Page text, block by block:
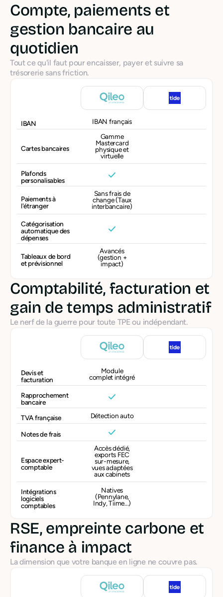
Compte, paiements et
gestion bancaire au
quotidien
Tout ce qu'il faut pour encaisser, payer et suivre sa
trésorerie sans friction.
IBAN IBAN français
Cartes bancaires
Gamme
Mastercard
physique et
virtuelle
Plafonds
personalisables
Paiements à
l'étranger
Sans frais de
change (Taux
interbancaire)
Catégorisation
automatique des
dépenses
Tableaux de bord
et prévisionnel
Avancés
(gestion +
impact)
Comptabilité, facturation et
gain de temps administratif
Le nerf de la guerre pour toute TPE ou indépendant.
Devis et
facturation
Module
complet intégré
Rapprochement
bancaire
TVA française
Détection auto
Notes de frais
Espace expert-
comptable
Accès dédié,
exports FEC
sur-mesure,
vues adaptées
aux cabinets
Intégrations
logiciels
comptables
Natives
(Pennylane,
Indy, Tiime...)
RSE, empreinte carbone et
finance à impact
La dimension que votre banque en ligne ne couvre pas.